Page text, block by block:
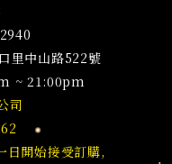
里中山路522號
~ 21:00pm
司
日開始接受訂購,